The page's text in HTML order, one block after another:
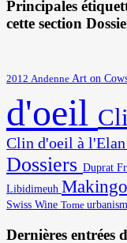
Principales
cette section
2012 Andenne Art on
d'oeil
Clin d'oeil à l'Elan
Dossiers Duprat
Libidimeuh
Swiss Wine Tome
Dernières entrées